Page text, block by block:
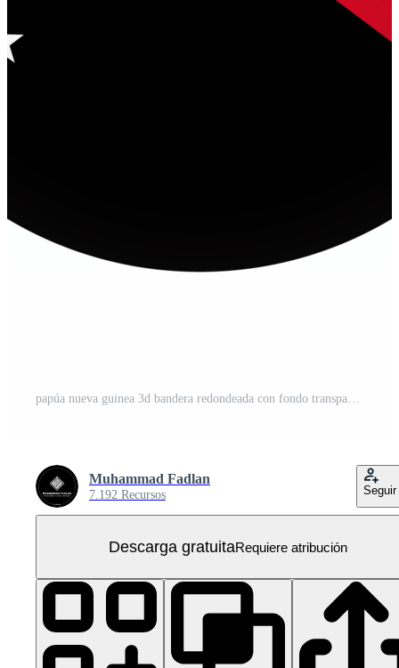
papúa nueva guinea 3d bandera redondeada con fondo transparente PNG Gratis
Muhammad Fadlan
7.192 Recursos Seguir
Descarga gratuitaRequiere atribución